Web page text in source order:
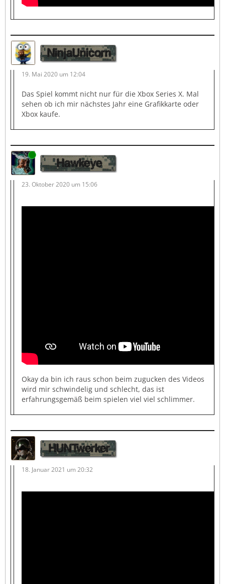
NinjaUnicorn
19. Mai 2020 um 12:04
Das Spiel kommt nicht nur für die Xbox Series X. Mal
sehen ob ich mir nächstes Jahr eine Grafikkarte oder
Xbox kaufe.
Online
Hawkeye
23. Oktober 2020 um 15:06
Okay da bin ich raus schon beim zugucken des Videos
wird mir schwindelig und schlecht, das ist
erfahrungsgemäß beim spielen viel viel schlimmer.
HUNTwerker
18. Januar 2021 um 20:32